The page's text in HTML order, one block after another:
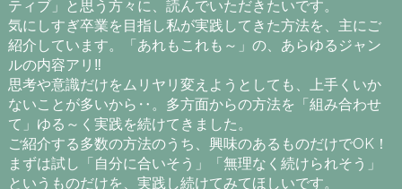
ティブ」と思う方々に、読んでいただきたいです。
気にしすぎ卒業を目指し私が実践してきた方法を、主にご
紹介しています。「あれもこれも～」の、あらゆるジャン
ルの内容アリ‼
思考や意識だけをムリヤリ変えようとしても、上手くいか
ないことが多いから‥。多方面からの方法を「組み合わせ
て」ゆる～く実践を続けてきました。
ご紹介する多数の方法のうち、興味のあるものだけでOK！
まずは試し「自分に合いそう」「無理なく続けられそう」
というものだけを、実践し続けてみてほしいです。